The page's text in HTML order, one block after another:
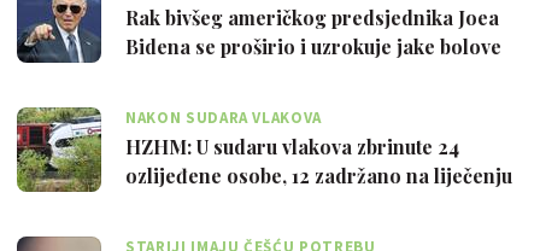
Rak bivšeg američkog predsjednika Joea
Bidena se proširio i uzrokuje jake bolove
NAKON SUDARA VLAKOVA
HZHM: U sudaru vlakova zbrinute 24
ozlijeđene osobe, 12 zadržano na liječenju
STARIJI IMAJU ČEŠĆU POTREBU